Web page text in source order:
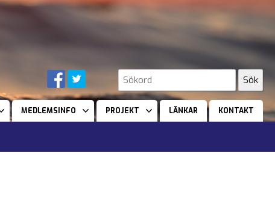
MEDLEMSINFO PROJEKT LÄNKAR KONTAKT